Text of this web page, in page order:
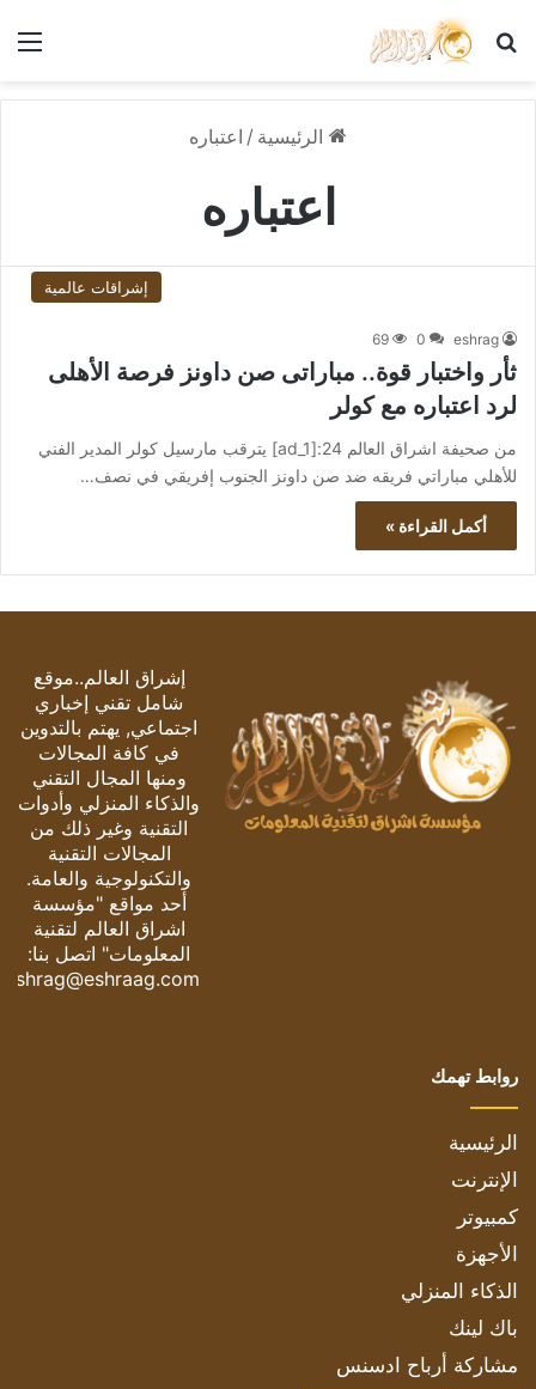
بحث عن
الرئيسية / اعتباره
اعتباره
إشراقات عالمية
eshrag
0
69
ثأر واختبار قوة.. مباراتى صن داونز فرصة الأهلى
لرد اعتباره مع كولر
من صحيفة اشراق العالم 24:[ad_1] يترقب مارسيل كولر المدير الفني
للأهلي مباراتي فريقه ضد صن داونز الجنوب إفريقي في نصف…
أكمل القراءة »
إشراق العالم..موقع
شامل تقني إخباري
اجتماعي, يهتم بالتدوين
في كافة المجالات
ومنها المجال التقني
والذكاء المنزلي وأدوات
التقنية وغير ذلك من
المجالات التقنية
والتكنولوجية والعامة.
أحد مواقع "مؤسسة
اشراق العالم لتقنية
المعلومات" اتصل بنا:
eshrag@eshraag.com
روابط تهمك
الرئيسية
الإنترنت
كمبيوتر
الأجهزة
الذكاء المنزلي
باك لينك
مشاركة أرباح ادسنس